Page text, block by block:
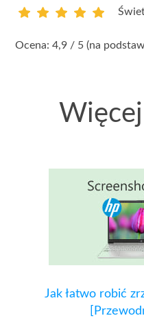
Ocena: 4,9 / 5 (na
Jak łatwo robić